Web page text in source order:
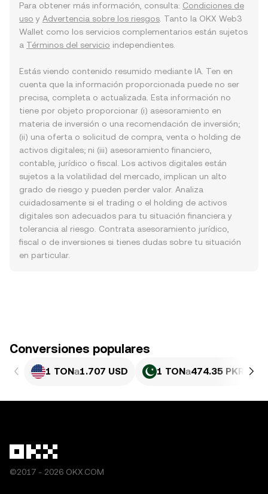
Para obtener más información, consulta: Condiciones de
uso y Advertencia sobre los riesgos . Tanto la OKX Web3
Wallet como los servicios complementarios están sujetos
a Términos del servicio independientes.
Estás viendo contenido resumido mediante IA. Ten en
cuenta que la información proporcionada puede no ser
precisa, completa o actualizada. Esta información no
tiene por objeto proporcionar (i) asesoramiento en
materia de inversión o una recomendación de inversión;
(ii) una oferta o solicitud de compra, venta o holding de
activos digitales; ni (iii) asesoramiento financiero,
contable, jurídico o fiscal. Los activos digitales están
sujetos a la volatilidad del mercado, implican un alto
grado de riesgo y pueden perder valor. Analiza
cuidadosamente si el trading o el holding de activos
digitales son adecuados para tu situación financiera y
tolerancia al riesgo. Contrata asesoramiento jurídico,
fiscal o de inversiones si tienes dudas sobre tu situación
en particular.
Conversiones populares
1 TONa1.707 USD 1 TONa474.35 PKR
©2017 - 2026 OKX.COM